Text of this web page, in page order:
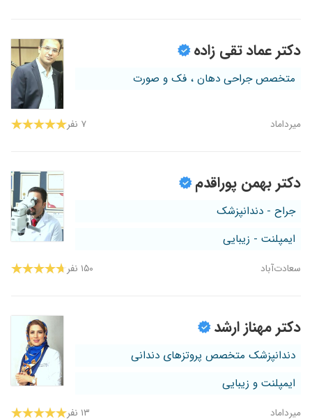
دکتر عماد تقی زاده
متخصص جراحی دهان ، فک و صورت
میرداماد ۷ نفر
دکتر بهمن پوراقدم
جراح - دندانپزشک
ایمپلنت - زیبایی
سعادت‌آباد ۱۵۰ نفر
دکتر مهناز ارشد
دندانپزشک متخصص پروتزهای دندانی
ایمپلنت و زیبایی
میرداماد ۱۳ نفر